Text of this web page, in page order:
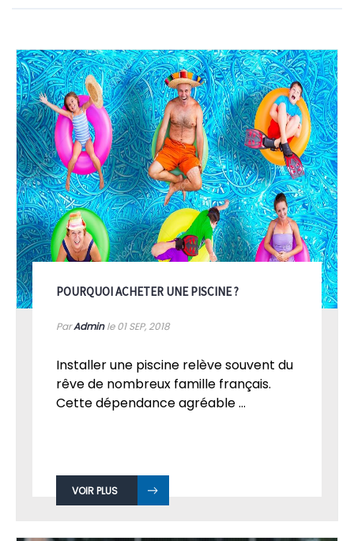
POURQUOI ACHETER UNE PISCINE ?
ParAdminle 01SEP, 2018
Installer une piscine relève souvent du
rêve de nombreux famille français.
Cette dépendance agréable ...
VOIR PLUS